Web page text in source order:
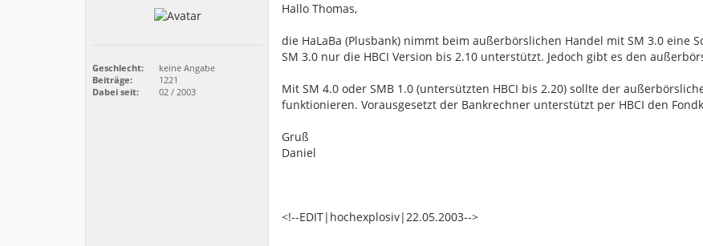
Geschlecht:
keine Angabe
Beiträge:
1221
Dabei seit:
02 / 2003
Hallo Thomas,
die HaLaBa (Plusbank) nimmt beim außerbörslichen Handel mit SM 3.0 eine
SM 3.0 nur die HBCI Version bis 2.10 unterstützt. Jedoch gibt es den
Mit SM 4.0 oder SMB 1.0 (untersützten HBCI bis 2.20) sollte der
funktionieren. Vorausgesetzt der Bankrechner unterstützt per HBCI den
Gruß
Daniel
<!--EDIT|hochexplosiv|22.05.2003-->